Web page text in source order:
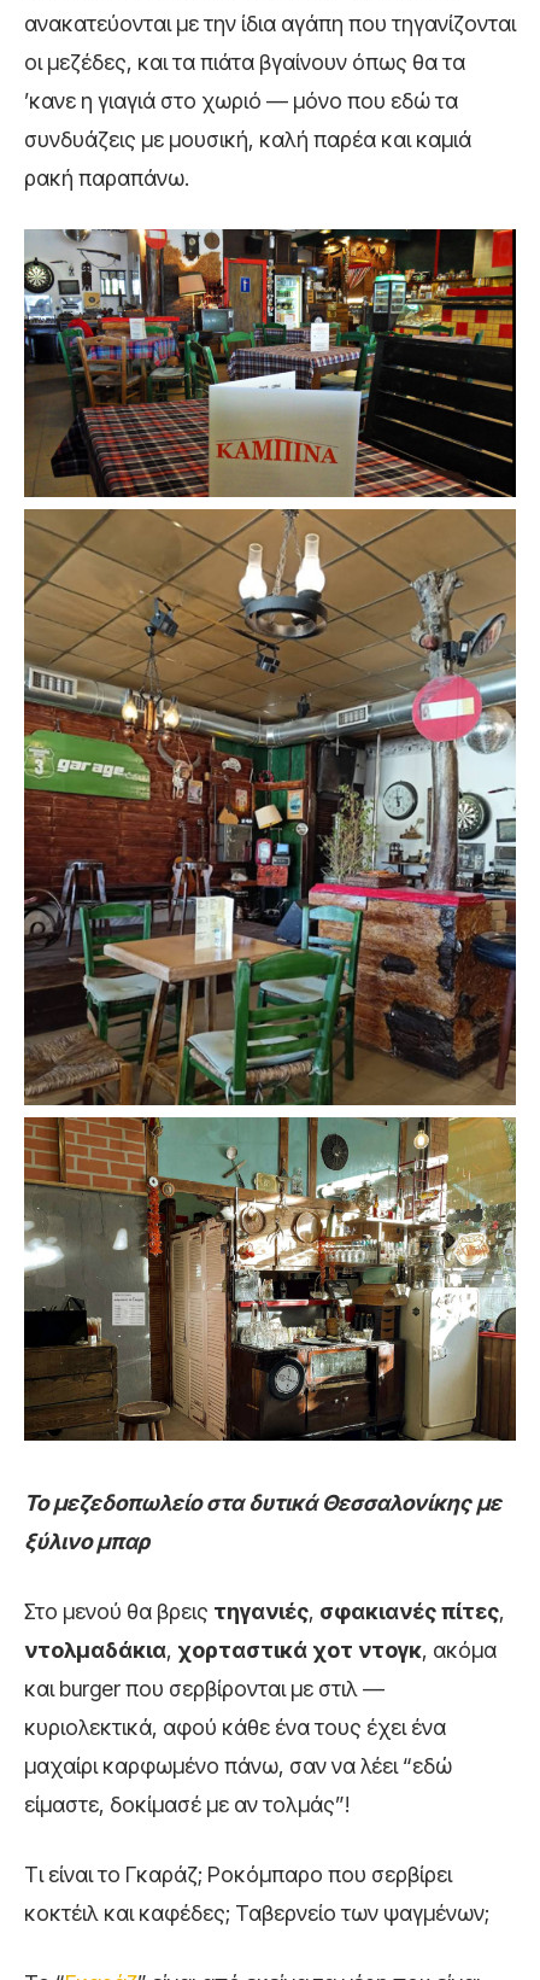
ανακατεύονται με την ίδια αγάπη που τηγανίζονται
οι μεζέδες, και τα πιάτα βγαίνουν όπως θα τα
’κανε η γιαγιά στο χωριό — μόνο που εδώ τα
συνδυάζεις με μουσική, καλή παρέα και καμιά
ρακή παραπάνω.
Το μεζεδοπωλείο στα δυτικά Θεσσαλονίκης με
ξύλινο μπαρ
Στο μενού θα βρεις τηγανιές, σφακιανές πίτες,
ντολμαδάκια, χορταστικά χοτ ντογκ, ακόμα
και burger που σερβίρονται με στιλ —
κυριολεκτικά, αφού κάθε ένα τους έχει ένα
μαχαίρι καρφωμένο πάνω, σαν να λέει “εδώ
είμαστε, δοκίμασέ με αν τολμάς”!
Τι είναι το Γκαράζ; Ροκόμπαρο που σερβίρει
κοκτέιλ και καφέδες; Ταβερνείο των ψαγμένων;